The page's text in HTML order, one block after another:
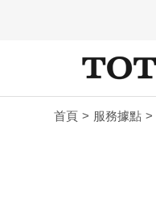
首頁 服務據點